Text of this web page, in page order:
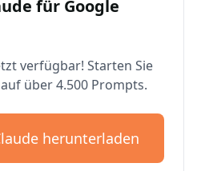
für Google
verfügbar! Starten Sie
über 4.500 Prompts.
herunterladen